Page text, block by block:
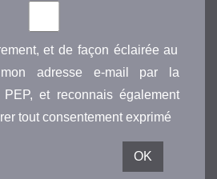
et de façon éclairée au
adresse e-mail par la
PEP, et reconnais également
tout consentement exprimé